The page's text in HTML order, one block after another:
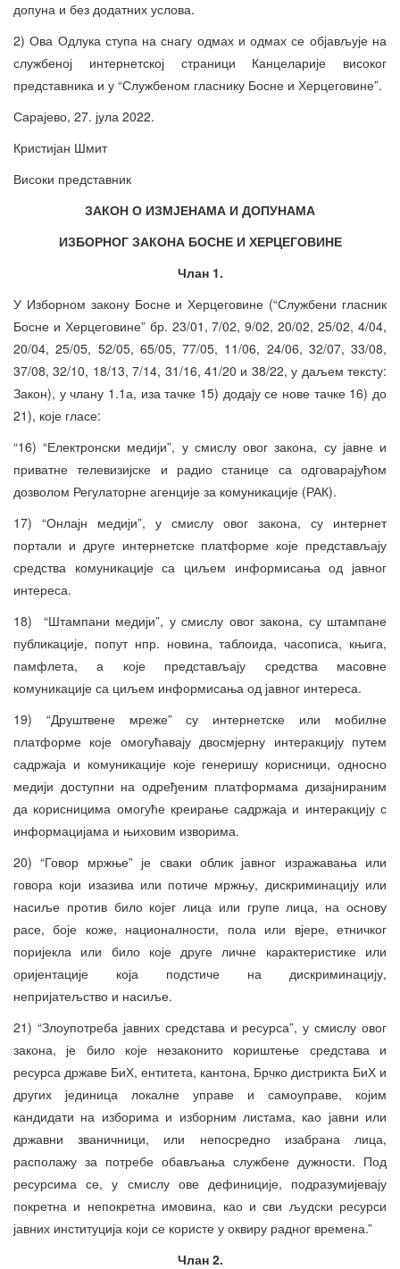
допуна и без додатних услова.
2) Ова Одлука ступа на снагу одмах и одмах се објављује на
службеној интернетској страници Канцеларије високог
представника и у “Службеном гласнику Босне и Херцеговине”.
Сарајево, 27. јула 2022.
Кристијан Шмит
Високи представник
ЗАКОН О ИЗМЈЕНАМА И ДОПУНАМА
ИЗБОРНОГ ЗАКОНА БОСНЕ И ХЕРЦЕГОВИНЕ
Члан 1.
У Изборном закону Босне и Херцеговине (“Службени гласник
Босне и Херцеговине” бр. 23/01, 7/02, 9/02, 20/02, 25/02, 4/04,
20/04, 25/05, 52/05, 65/05, 77/05, 11/06, 24/06, 32/07, 33/08,
37/08, 32/10, 18/13, 7/14, 31/16, 41/20 и 38/22, у даљем тексту:
Закон), у члану 1.1а, иза тачке 15) додају се нове тачке 16) до
21), које гласе:
“16) “Електронски медији”, у смислу овог закона, су јавне и
приватне телевизијске и радио станице са одговарајућом
дозволом Регулаторне агенције за комуникације (РАК).
17) “Онлајн медији”, у смислу овог закона, су интернет
портали и друге интернетске платформе које представљају
средства комуникације са циљем информисања од јавног
интереса.
18) “Штампани медији”, у смислу овог закона, су штампане
публикације, попут нпр. новина, таблоида, часописа, књига,
памфлета, а које представљају средства масовне
комуникације са циљем информисања од јавног интереса.
19) “Друштвене мреже” су интернетске или мобилне
платформе које омогућавају двосмјерну интеракцију путем
садржаја и комуникације које генеришу корисници, односно
медији доступни на одређеним платформама дизајнираним
да корисницима омогуће креирање садржаја и интеракцију с
информацијама и њиховим изворима.
20) “Говор мржње” је сваки облик јавног изражавања или
говора који изазива или потиче мржњу, дискриминацију или
насиље против било којег лица или групе лица, на основу
расе, боје коже, националности, пола или вјере, етничког
поријекла или било које друге личне карактеристике или
оријентације која подстиче на дискриминацију,
непријатељство и насиље.
21) “Злоупотреба јавних средстава и ресурса”, у смислу овог
закона, је било које незаконито кориштење средстава и
ресурса државе БиХ, ентитета, кантона, Брчко дистрикта БиХ и
других јединица локалне управе и самоуправе, којим
кандидати на изборима и изборним листама, као јавни или
државни званичници, или непосредно изабрана лица,
располажу за потребе обављања службене дужности. Под
ресурсима се, у смислу ове дефиниције, подразумијевају
покретна и непокретна имовина, као и сви људски ресурси
јавних институција који се користе у оквиру радног времена.”
Члан 2.